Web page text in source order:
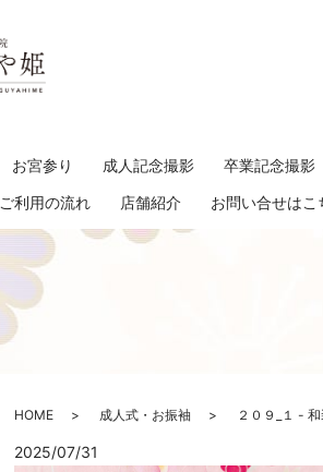
お宮参り 成人記念撮影 卒業記念撮影
ご利用の流れ 店舗紹介 お問い合せはこ
HOME 成人式・お振袖 ２０９_１ -
2025/07/31